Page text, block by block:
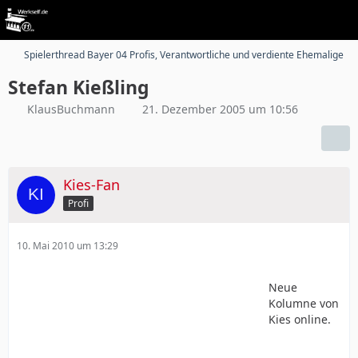
Spielerthread Bayer 04 Profis, Verantwortliche und verdiente Ehemalige
Stefan Kießling
KlausBuchmann 21. Dezember 2005 um 10:56
Kies-Fan
Profi
10. Mai 2010 um 13:29
Neue
Kolumne von
Kies online.